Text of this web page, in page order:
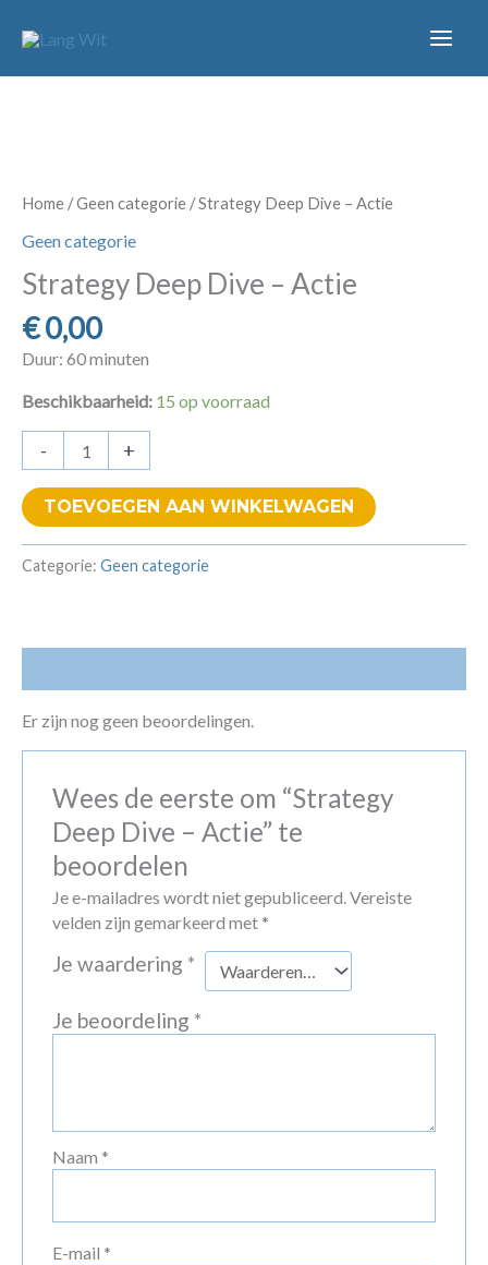
naar
Home /Geen categorie / Strategy Deep Dive – Actie
Geen categorie
Strategy Deep Dive – Actie
€0,00
Duur: 60 minuten
Beschikbaarheid: 15 op voorraad
-
Strategy
Deep
Dive
-
Actie
aantal
+
TOEVOEGEN AAN WINKELWAGEN
Categorie: Geen categorie
Er zijn nog geen beoordelingen.
Wees de eerste om “Strategy
Deep Dive – Actie” te
beoordelen
Je e-mailadres wordt niet gepubliceerd.Vereiste
velden zijn gemarkeerd met *
Je waardering *
Je beoordeling *
Naam *
E-mail *